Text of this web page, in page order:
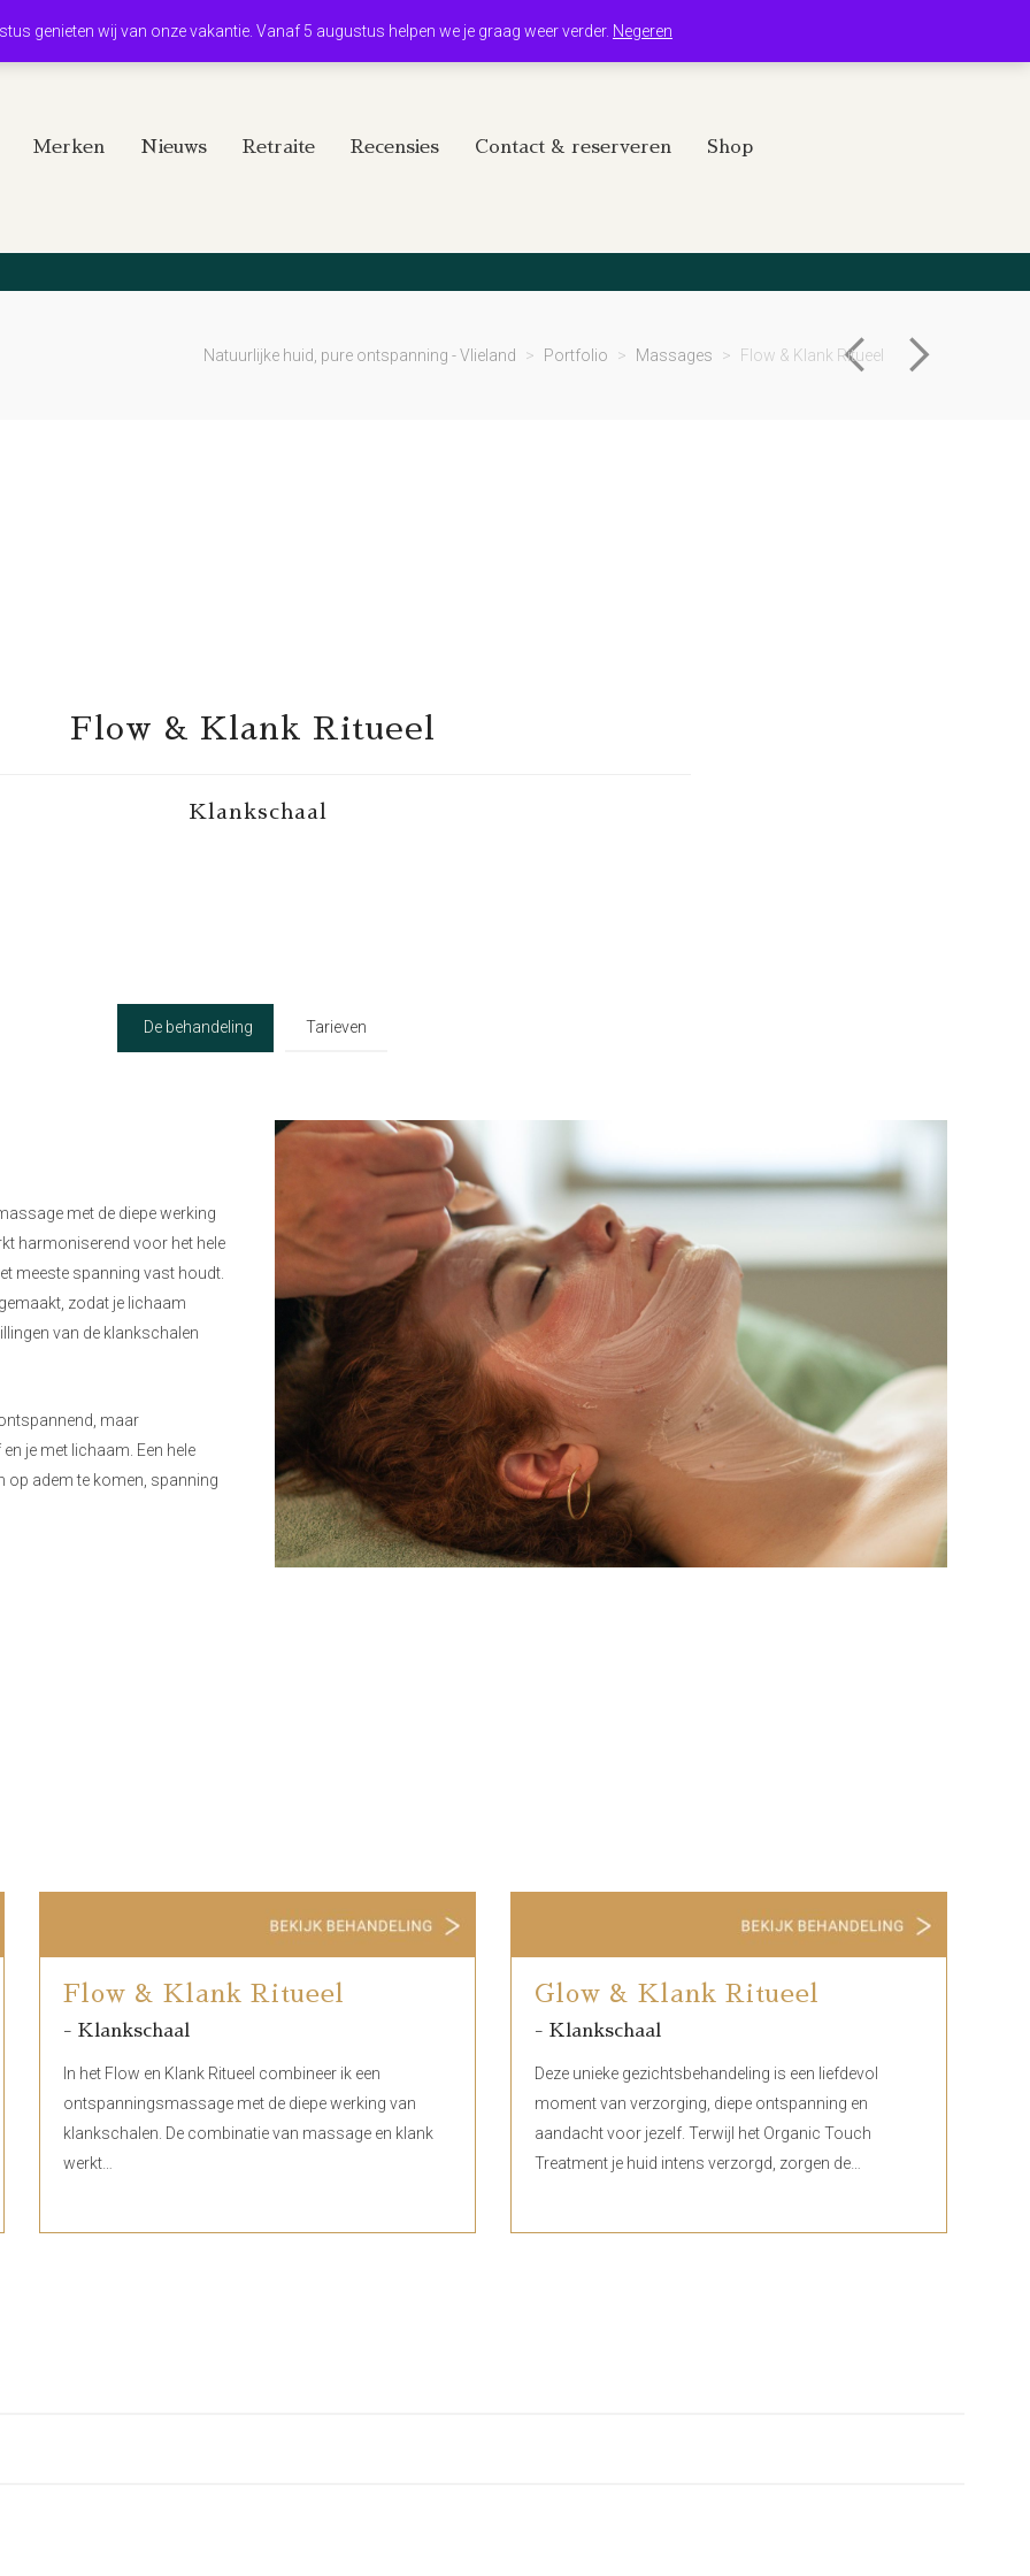
genieten wij van onze vakantie. Vanaf 5 augustus helpen we je graag weer verder. Negeren
Merken Nieuws Retraite Recensies Contact & reserveren Shop
Natuurlijke huid, pure ontspanning - Vlieland > Portfolio > Massages > Flow & Klank Ritueel
Flow & Klank Ritueel
Klankschaal
De behandeling Tarieven
met de diepe werking
harmoniserend voor het hele
meeste spanning vast houdt.
zodat je lichaam
van de klankschalen
maar
je met lichaam. Een hele
op adem te komen, spanning
Flow & Klank Ritueel
- Klankschaal
In het Flow en Klank Ritueel combineer ik een
ontspanningsmassage met de diepe werking van
klankschalen. De combinatie van massage en klank
werkt…
Glow & Klank Ritueel
- Klankschaal
Deze unieke gezichtsbehandeling is een liefdevol
moment van verzorging, diepe ontspanning en
aandacht voor jezelf. Terwijl het Organic Touch
Treatment je huid intens verzorgd, zorgen de…